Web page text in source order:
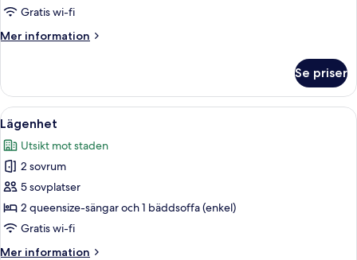
Gratis wi-fi
Mer information
Mer
Comfort
Se priser
Öppna
alla
foton
för
Lägenhet
Ett sovrum med två sängar, en
5
Lägenhet
Utsikt mot staden
2 sovrum
5 sovplatser
2 queensize-sängar och 1 bäddsoffa (enkel)
Gratis wi-fi
Mer information
Mer